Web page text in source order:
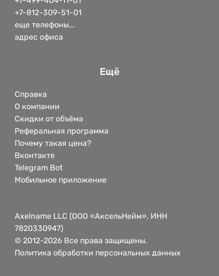
+7-812-309-51-01
еще телефоны...
адрес офиса
Ещё
Справка
О компании
Скидки от объёма
Реферальная программа
Почему такая цена?
Вконтакте
Telegram Bot
Мобильное приложение
Axelname LLC (ООО «АксельНейм», ИНН
7820330947)
© 2012-2026 Все права защищены.
Политика обработки персональных данных